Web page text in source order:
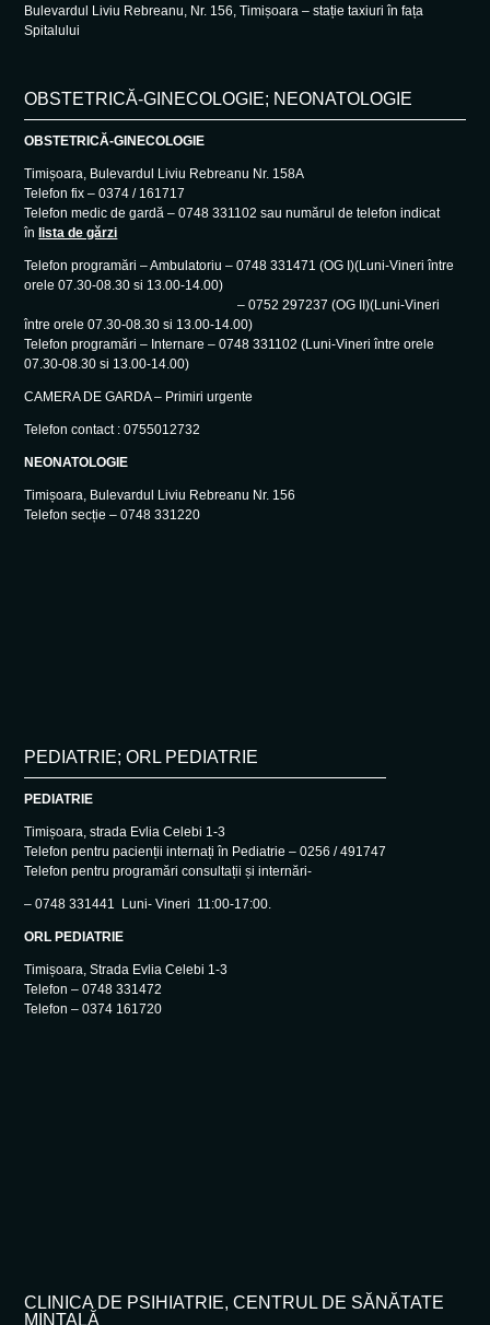
Bulevardul Liviu Rebreanu, Nr. 156, Timișoara – stație taxiuri în fața
Spitalului
OBSTETRICĂ-GINECOLOGIE; NEONATOLOGIE
OBSTETRICĂ-GINECOLOGIE
Timișoara, Bulevardul Liviu Rebreanu Nr. 158A
Telefon fix – 0374 / 161717
Telefon medic de gardă – 0748 331102 sau numărul de telefon indicat
în lista de gărzi
Telefon programări – Ambulatoriu – 0748 331471 (OG I)(Luni-Vineri între
orele 07.30-08.30 si 13.00-14.00)
– 0752 297237 (OG II)(Luni-Vineri
între orele 07.30-08.30 si 13.00-14.00)
Telefon programări – Internare – 0748 331102 (Luni-Vineri între orele
07.30-08.30 si 13.00-14.00)
CAMERA DE GARDA – Primiri urgente
Telefon contact : 0755012732
NEONATOLOGIE
Timișoara, Bulevardul Liviu Rebreanu Nr. 156
Telefon secție – 0748 331220
PEDIATRIE; ORL PEDIATRIE
PEDIATRIE
Timișoara, strada Evlia Celebi 1-3
Telefon pentru pacienții internați în Pediatrie – 0256 / 491747
Telefon pentru programări consultații și internări-
– 0748 331441 Luni- Vineri 11:00-17:00.
ORL PEDIATRIE
Timișoara, Strada Evlia Celebi 1-3
Telefon – 0748 331472
Telefon – 0374 161720
CLINICA DE PSIHIATRIE, CENTRUL DE SĂNĂTATE
MINTALĂ